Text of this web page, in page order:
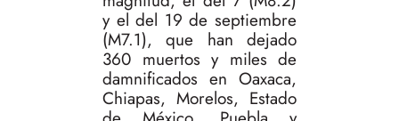
y el del 19 de septiembre
(M7.1), que han dejado
360 muertos y miles de
damnificados en Oaxaca,
Chiapas, Morelos, Estado